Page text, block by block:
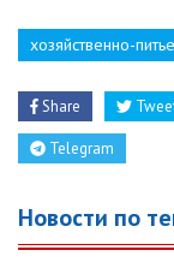
хозяйственно-
Share
Telegram
Новости по